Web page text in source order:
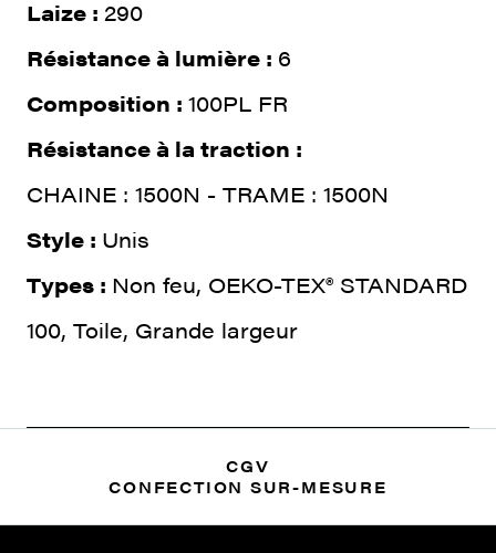
Laize : 290
Résistance à lumière : 6
Composition : 100PL FR
Résistance à la traction :
CHAINE : 1500N - TRAME : 1500N
Style : Unis
Types : Non feu, OEKO-TEX® STANDARD
100, Toile, Grande largeur
CGV
CONFECTION SUR-MESURE